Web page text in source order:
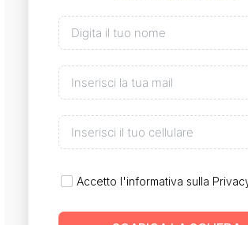
Accetto l'informativa sulla